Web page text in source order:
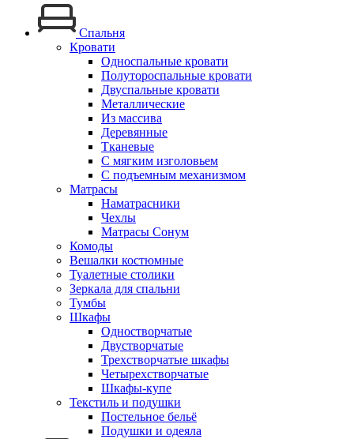
Спальня
Кровати
Односпальные кровати
Полутороспальные кровати
Двуспальные кровати
Металлические
Из массива
Деревянные
Тканевые
С мягким изголовьем
С подъемным механизмом
Матрасы
Наматрасники
Чехлы
Матрасы Сонум
Комоды
Вешалки костюмные
Туалетные столики
Зеркала для спальни
Тумбы
Шкафы
Одностворчатые
Двустворчатые
Трехстворчатые шкафы
Четырехстворчатые
Шкафы-купе
Текстиль и подушки
Постельное бельё
Подушки и одеяла